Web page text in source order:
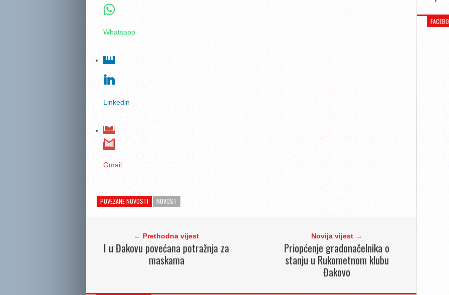
Whatsapp
Linkedin
Gmail
POVEZANE NOVOSTI NOVOST
← Prethodna vijest
I u Đakovu povećana potražnja za
maskama
Novija vijest →
Priopćenje gradonačelnika o
stanju u Rukometnom klubu
Đakovo